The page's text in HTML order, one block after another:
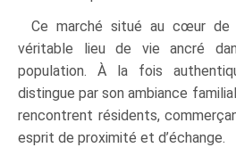
Ce marché situé au cœur de
véritable lieu de vie ancré
population. À la fois
distingue par son ambiance
rencontrent résidents,
esprit de proximité et d’échange.